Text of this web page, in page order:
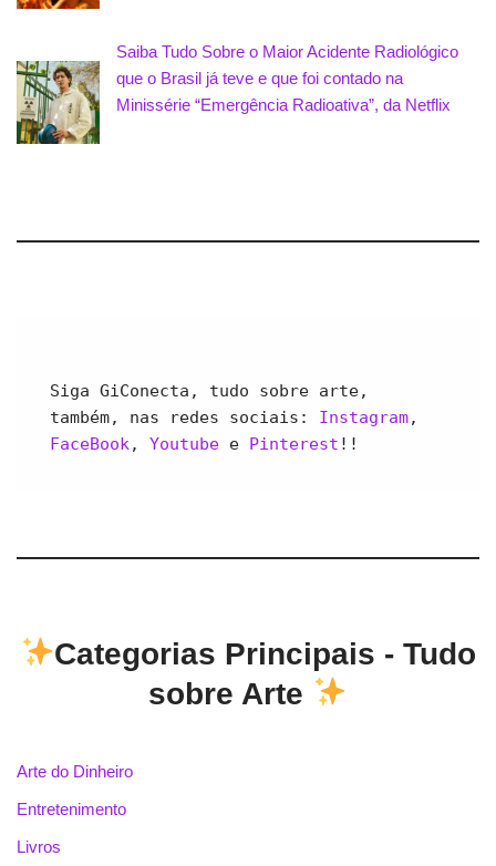
Saiba Tudo Sobre o Maior Acidente Radiológico
que o Brasil já teve e que foi contado na
Minissérie “Emergência Radioativa”, da Netflix
Siga GiConecta, tudo sobre arte,
também, nas redes sociais: Instagram
FaceBook , Youtube e Pinterest !!
Categorias Principais - Tudo
sobre Arte
Arte do Dinheiro
Entretenimento
Livros